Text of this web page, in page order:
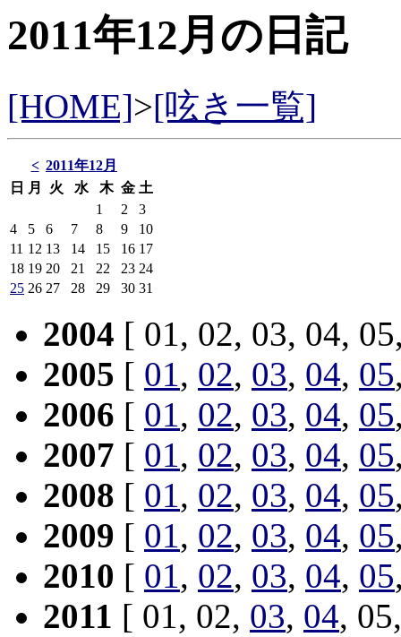
2011年12月の日記
[HOME]>[呟き一覧]
< 2011年12月
日 月 火 水 木 金 土
1
2
3
4
5 6 7 8 9
10
11 12 13 14 15 16 17
18 19 20 21 22 23 24
25 26 27 28 29 30 31
2004 [ 01, 02, 03, 04,
2005 [ 01, 02, 03, 04, 05
2006 [ 01, 02, 03, 04, 05
2007 [ 01, 02, 03, 04, 05
2008 [ 01, 02, 03, 04, 05
2009 [ 01, 02, 03, 04, 05
2010 [ 01, 02, 03, 04, 05
2011 [ 01, 02, 03, 04,